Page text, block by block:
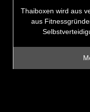
Thaiboxen wird aus
aus